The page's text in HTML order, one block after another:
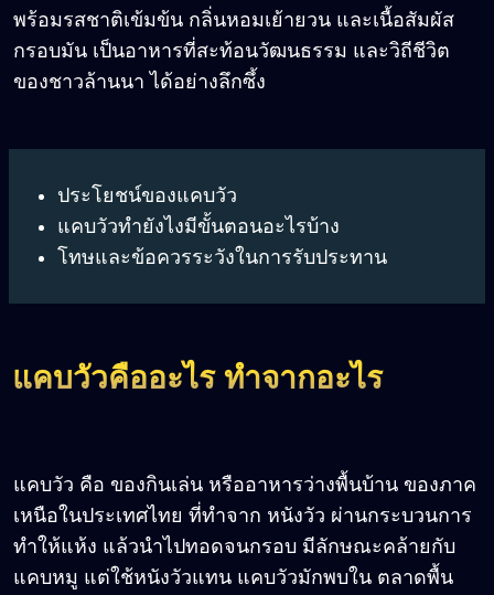
พร้อมรสชาติเข้มข้น กลิ่นหอมเย้ายวน และเนื้อสัมผัส
กรอบมัน เป็นอาหารที่สะท้อนวัฒนธรรม และวิถีชีวิต
ของชาวล้านนา ได้อย่างลึกซึ้ง
ประโยชน์ของแคบวัว
แคบวัวทำยังไงมีขั้นตอนอะไรบ้าง
โทษและข้อควรระวังในการรับประทาน
แคบวัวคืออะไร ทำจากอะไร
แคบวัว คือ ของกินเล่น หรืออาหารว่างพื้นบ้าน ของภาค
เหนือในประเทศไทย ที่ทำจาก หนังวัว ผ่านกระบวนการ
ทำให้แห้ง แล้วนำไปทอดจนกรอบ มีลักษณะคล้ายกับ
แคบหมู แต่ใช้หนังวัวแทน แคบวัวมักพบใน ตลาดพื้น